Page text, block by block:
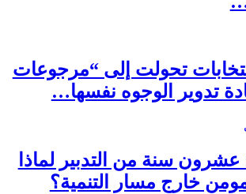
تحولت إلى “مرجوعات
تدوير الوجوه نفسها…
عشرون سنة من التدبير لماذا
خارج مسار التنمية؟